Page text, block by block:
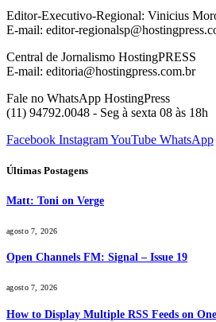
Editor-Executivo-Regional: Vinicius
E-mail: editor-
Central de Jornalismo HostingPRESS
E-mail: editoria@hostingpress.com.br
Fale no WhatsApp HostingPress
(11) 94792.0048 - Seg à sexta 08 às 18h
Facebook InstagramYouTube WhatsApp
Últimas Postagens
Matt: Toni on Verge
agosto 7, 2026
Open Channels FM: Signal – Issue 19
agosto 7, 2026
How to Display Multiple RSS Feeds on